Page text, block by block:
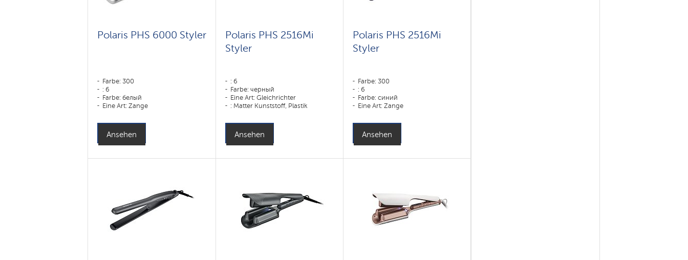
Polaris PHS 6000 Styler
Farbe: 300
: 6
Farbe: белый
Eine Art: Zange
Ansehen
Polaris PHS 2516Mi
Styler
: 6
Farbe: черный
Eine Art: Gleichrichter
: Matter Kunststoff, Plastik
Ansehen
Polaris PHS 2516Mi
Styler
Farbe: 300
: 6
Farbe: синий
Eine Art: Zange
Ansehen